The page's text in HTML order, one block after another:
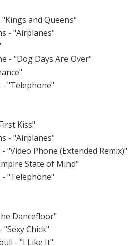
and Queens"
- "Airplanes"
- "Dog Days Are Over"
- "Telephone"
Kiss"
- "Airplanes"
"Video Phone (Extended Remix)"
State of Mind"
- "Telephone"
Dancefloor"
Chick"
- "I Like It"